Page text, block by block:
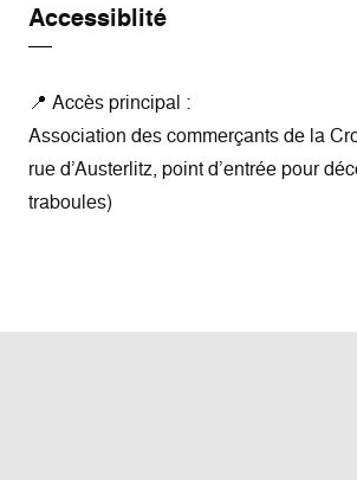
Accessiblité
📍 Accès principal :
Association des commerçants de la
rue d’Austerlitz, point d’entrée pour
traboules)